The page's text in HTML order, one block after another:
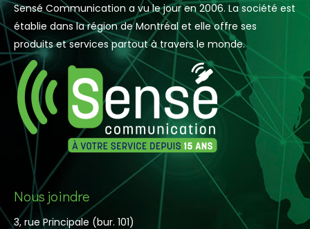
Sensé Communication a vu le jour en 2006. La société est
établie dans la région de Montréal et elle offre ses
produits et services partout à travers le monde.
Nous joindre
3, rue Principale (bur. 101)